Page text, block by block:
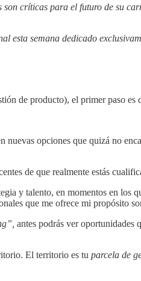
críticas para el futuro de su
esta semana dedicado
de producto), el primer paso
nuevas opciones que quizá no
de que realmente estás
y talento, en momentos en los
que me ofrece mi propósito
antes podrás ver oportunidades
El territorio es tu parcela de